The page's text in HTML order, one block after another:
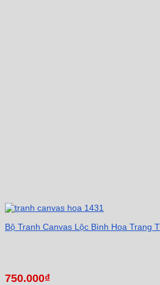
Bộ Tranh Canvas Lộc Bình Hoa Trang
750.000₫